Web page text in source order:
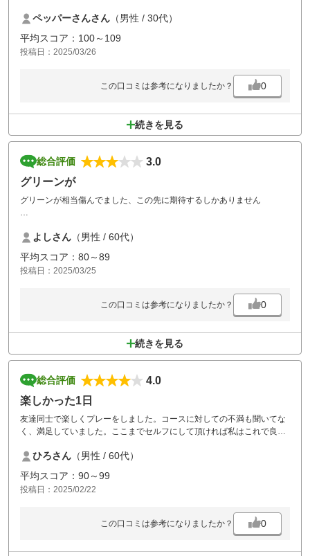
ペッパーさんさん （男性 / 30代）
平均スコア：100～109
投稿日：2025/03/26
この口コミは参考になりましたか？ 0
続きを見る
総合評価
3.0
グリーンが
グリーンが相当傷んでました、この先に期待するしかありません
でも頑張って全体の金額抑えてもらっているのでまた伺います
よしさん （男性 / 60代）
平均スコア：80～89
投稿日：2025/03/25
この口コミは参考になりましたか？ 0
続きを見る
総合評価
4.0
楽しかった1日
友達同士で楽しくプレーをしました。コースに対しての不満も聞いてな
く、満足していました。ここまでセルフにして頂ければ私はこれで良し
このゴルフ場も大変なところ回復してましたので苦労されたと思いま
す。少しローラーをかけて頂ければボールの転がりも良くなると思いま
す。またお伺いします。
ひろさん （男性 / 60代）
平均スコア：90～99
投稿日：2025/02/22
この口コミは参考になりましたか？ 0